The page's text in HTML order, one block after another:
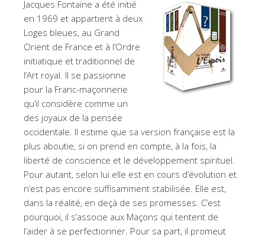
Jacques Fontaine a été initié
en 1969 et appartient à deux
Loges bleues, au Grand
Orient de France et à l’Ordre
initiatique et traditionnel de
l’Art royal. Il se passionne
pour la Franc-maçonnerie
qu’il considère comme un
des joyaux de la pensée
occidentale. Il estime que sa version française est la
plus aboutie, si on prend en compte, à la fois, la
liberté de conscience et le développement spirituel.
Pour autant, selon lui elle est en cours d’évolution et
n’est pas encore suffisamment stabilisée. Elle est,
dans la réalité, en deçà de ses promesses. C’est
pourquoi, il s’associe aux Maçons qui tentent de
l’aider à se perfectionner. Pour sa part, il promeut